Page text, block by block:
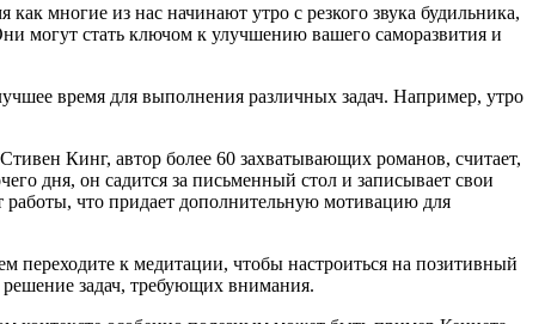
многие из нас начинают утро с резкого звука будильника,
могут стать ключом к улучшению вашего саморазвития и
время для выполнения различных задач. Например, утро
Кинг, автор более 60 захватывающих романов, считает,
дня, он садится за письменный стол и записывает свои
что придает дополнительную мотивацию для
переходите к медитации, чтобы настроиться на позитивный
решение задач, требующих внимания.